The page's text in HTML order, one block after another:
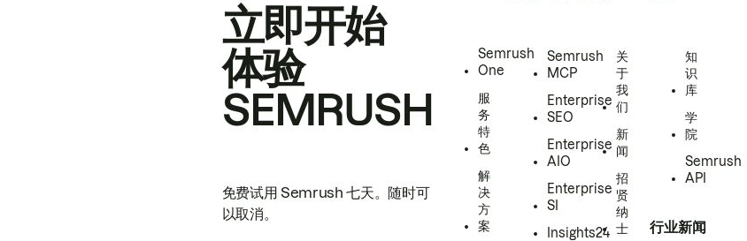
立即开始
体验
SEMRUSH
免费试用 Semrush 七天。随时可
以取消。
Semrush
One
服
务
特
色
解
决
方
案
Semrush
MCP
Enterprise
SEO
Enterprise
AIO
Enterprise
SI
Insights24
关
于
我
们
新
闻
招
贤
纳
士
知
识
库
学
院
Semrush
API
行业新闻